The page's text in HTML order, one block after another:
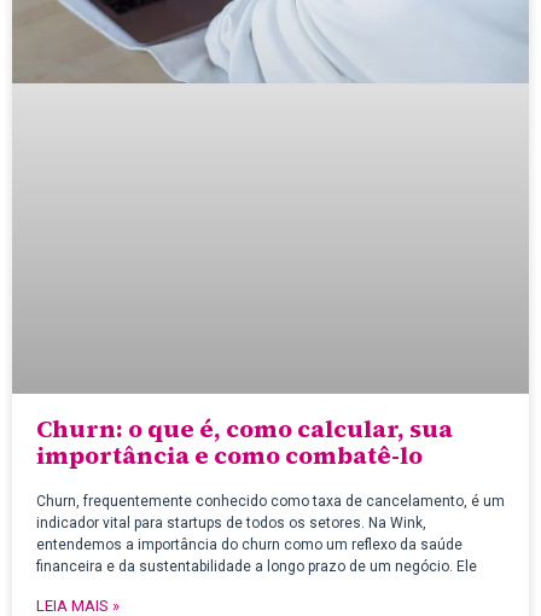
Churn: o que é, como calcular, sua
importância e como combatê-lo
Churn, frequentemente conhecido como taxa de cancelamento, é um
indicador vital para startups de todos os setores. Na Wink,
entendemos a importância do churn como um reflexo da saúde
financeira e da sustentabilidade a longo prazo de um negócio. Ele
LEIA MAIS »